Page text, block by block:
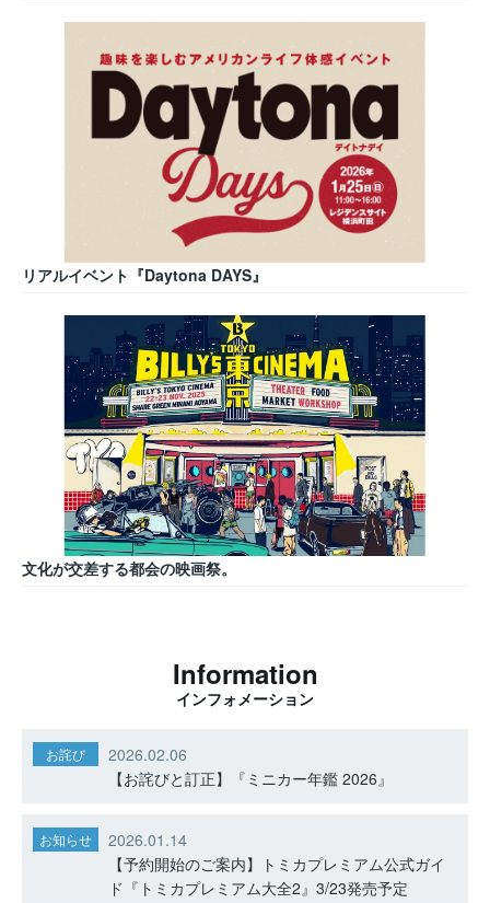
リアルイベント『Daytona DAYS』
文化が交差する都会の映画祭。
Information
インフォメーション
お詫び
2026.02.06
【お詫びと訂正】『ミニカー年鑑 2026』
お知らせ
2026.01.14
【予約開始のご案内】トミカプレミアム公式ガイ
ド『トミカプレミアム大全2』3/23発売予定